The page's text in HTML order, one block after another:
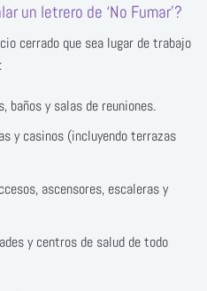
un letrero de ‘No Fumar’?
cerrado que sea lugar de trabajo
baños y salas de reuniones.
y casinos (incluyendo terrazas
ascensores, escaleras y
y centros de salud de todo